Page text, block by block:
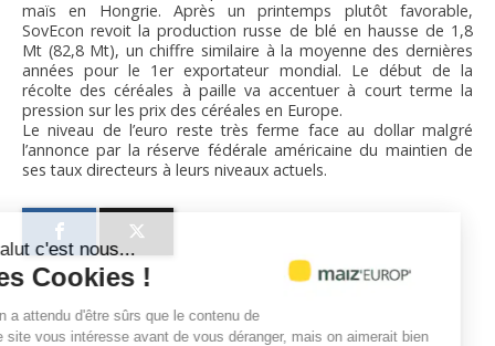
maïs en Hongrie. Après un printemps plutôt favorable,
SovEcon revoit la production russe de blé en hausse de 1,8
Mt (82,8 Mt), un chiffre similaire à la moyenne des dernières
années pour le 1er exportateur mondial. Le début de la
récolte des céréales à paille va accentuer à court terme la
pression sur les prix des céréales en Europe.
Le niveau de l’euro reste très ferme face au dollar malgré
l’annonce par la réserve fédérale américaine du maintien de
ses taux directeurs à leurs niveaux actuels.
Salut c'est nous...
les Cookies !
On a attendu d'être sûrs que le contenu de
ce site vous intéresse avant de vous déranger, mais on aimerait bien